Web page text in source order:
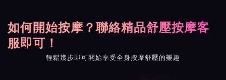
如何開始按摩？聯絡精品舒壓按摩客
服即可！
輕鬆幾步即可開始享受全身按摩舒壓的樂趣